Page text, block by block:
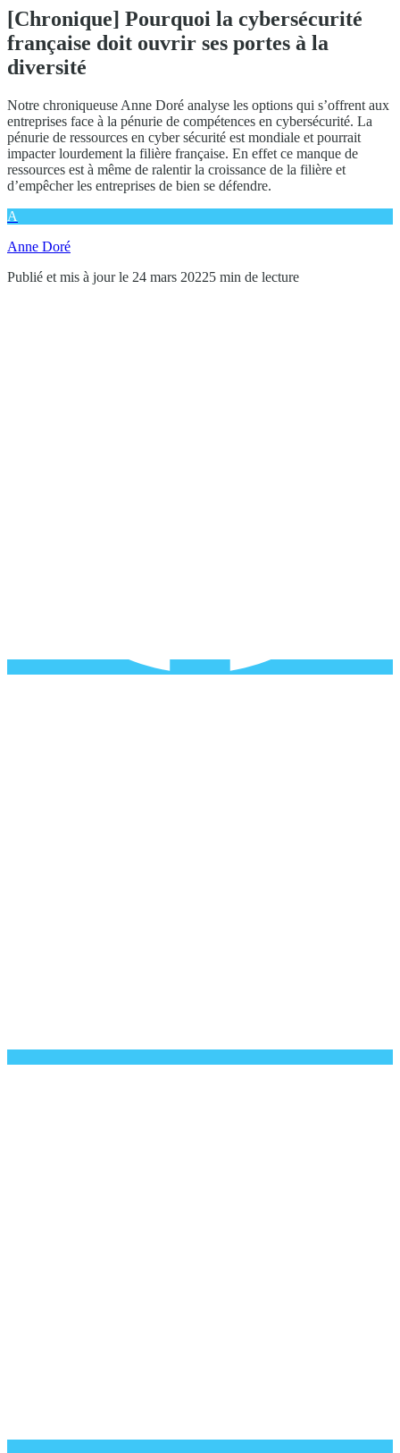
[Chronique] Pourquoi la cybersécurité
française doit ouvrir ses portes à la
diversité
Notre chroniqueuse Anne Doré analyse les options qui s’offrent aux
entreprises face à la pénurie de compétences en cybersécurité. La
pénurie de ressources en cyber sécurité est mondiale et pourrait
impacter lourdement la filière française. En effet ce manque de
ressources est à même de ralentir la croissance de la filière et
d’empêcher les entreprises de bien se défendre.
A
Anne Doré
Publié et mis à jour le 24 mars 20225 min de lecture